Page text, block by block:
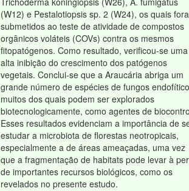
(W12) e Pestalotiopsis sp. 2 (W24), os quais
submetidos ao teste de atividade de compostos
orgânicos voláteis (COVs) contra os mesmos
fitopatógenos. Como resultado, verificou-se uma
alta inibição do crescimento dos patógenos
vegetais. Conclui-se que a Araucária abriga um
grande número de espécies de fungos
muitos dos quais podem ser explorados
biotecnologicamente, como agentes de
Esses resultados evidenciam a importância de
estudar a microbiota de florestas neotropicais,
especialmente a de áreas ameaçadas, uma vez
que a fragmentação de habitats pode levar à
de importantes recursos biológicos, como os
revelados no presente estudo.